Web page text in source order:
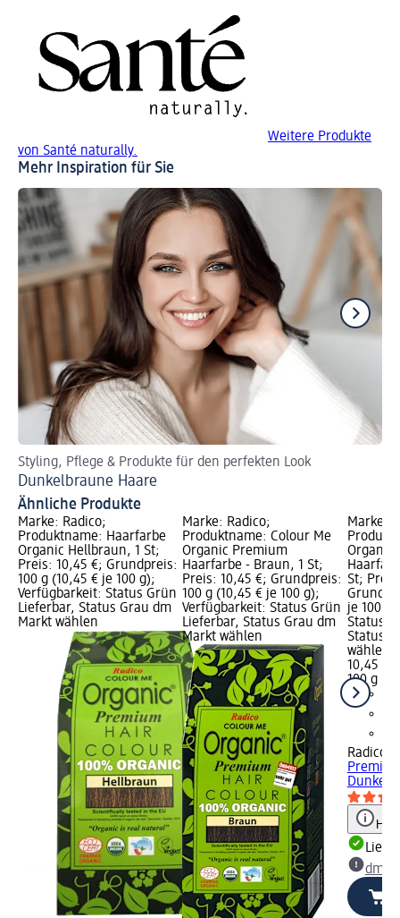
Weitere Produkte
von Santé naturally.
Mehr Inspiration für Sie
Styling, Pflege & Produkte für den perfekten Look
Dunkelbraune Haare
Ähnliche Produkte
Marke: Radico;
Produktname: Haarfarbe
Organic Hellbraun, 1 St;
Preis: 10,45 €; Grundpreis:
100 g (10,45 € je 100 g);
Verfügbarkeit: Status Grün
Lieferbar, Status Grau dm
Markt wählen
Marke: Radico;
Produktname: Colour Me
Organic Premium
Haarfarbe - Braun, 1 St;
Preis: 10,45 €; Grundpreis:
100 g (10,45 € je 100 g);
Verfügbarkeit: Status Grün
Lieferbar, Status Grau dm
Markt wählen
Marke:
Organic
St;
je 100
Status
Status
wählen
10,45 €
100 g
Radico
dm